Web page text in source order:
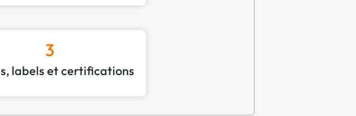
3
labels et certifications